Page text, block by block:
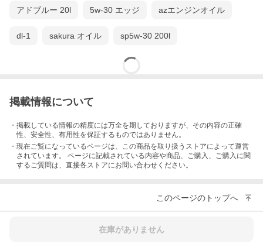
アドブルー 20l 5w-30 エッジ azエンジンオイル
dl-1 sakura オイル sp5w-30 200l
掲載情報について
・掲載している情報の精度には万全を期しておりますが、その内容の正確
性、安全性、有用性を保証するものではありません。
・現在ご覧になっているページは、この商品を取り扱うストアによって運営
されています。 ページに記載されている内容や商品、ご購入 、ご購入に関
するご質問は、直接各ストアにお問い合わせください。
このページのトップへ
在庫がありません